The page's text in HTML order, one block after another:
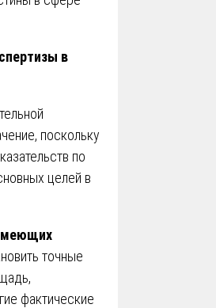
в
поскольку
по
целей в
точные
фактические